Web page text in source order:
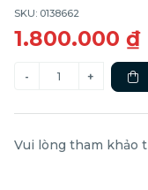
SKU: 0138662
1.800.000 ₫
Vui lòng tham khảo